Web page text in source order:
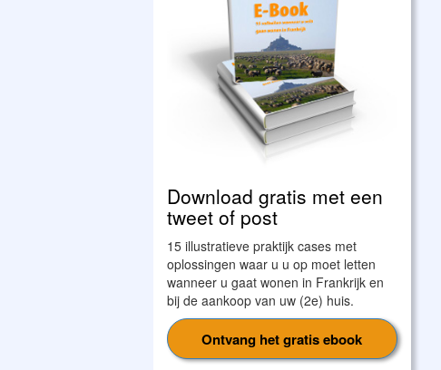
Download gratis met een
tweet of post
15 illustratieve praktijk cases met
oplossingen waar u u op moet letten
wanneer u gaat wonen in Frankrijk en
bij de aankoop van uw (2e) huis.
Ontvang het gratis ebook